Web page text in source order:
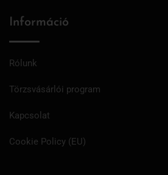
Információ
Rólunk
Törzsvásárlói program
Kapcsolat
Cookie Policy (EU)